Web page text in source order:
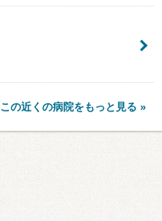
この近くの病院をもっと見る »